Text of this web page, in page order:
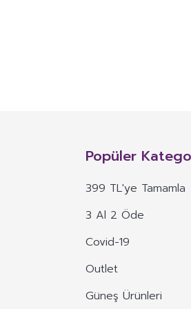
maddelerin konsantre veya
dozu belirlenmiş ürünleri ifade eder.
böyle özelliklere atıfta bulunan ifadeler
eden veya vurgulayan ifadeler yer alamaz.
Popüler
399 TL'ye Tamamla
3 Al 2 Öde
Covid-19
Outlet
Güneş Ürünleri